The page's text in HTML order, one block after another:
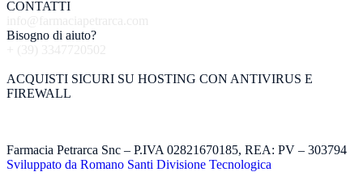
CONTATTI
Bisogno di aiuto?
ACQUISTI SICURI SU HOSTING CON ANTIVIRUS E
FIREWALL
Farmacia Petrarca Snc – P.IVA 02821670185, REA: PV – 303794
Sviluppato da Romano Santi Divisione Tecnologica